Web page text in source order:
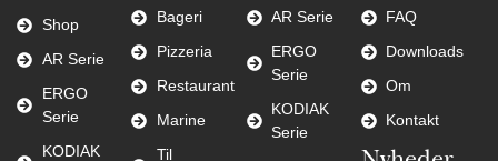
Shop
AR Serie
ERGO
Serie
KODIAK
Bageri
Pizzeria
Restaurant
Marine
Til
AR Serie
ERGO
Serie
KODIAK
Serie
FAQ
Downloads
Om
Kontakt